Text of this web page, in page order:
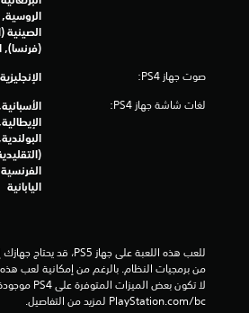
الروسية,
الصينية
(فرنسا),
صوت جهاز PS4: الإنجليزية
لغات شاشة جهاز PS4:
اليابانية
‎PlayStation.com/bc لمزيد من التفاصيل.